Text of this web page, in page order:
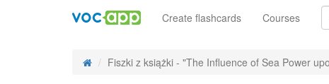
Create flashcards Courses
Fiszki z książki - "The Influence of Sea Power